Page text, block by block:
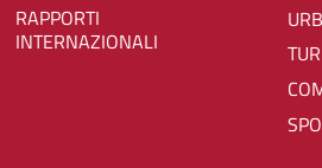
RAPPORTI
INTERNAZIONALI